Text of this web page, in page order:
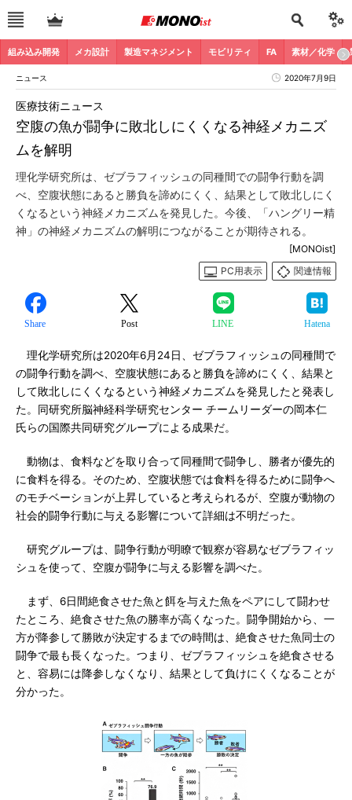
組み込み開発 メカ設計 製造マネジメント モビリティ FA 素材／化学
ニュース 2020年7月9日
空腹の魚が闘争に敗北しにくくなる神経メカニズ
ムを解明
医療技術ニュース
理化学研究所は、ゼブラフィッシュの同種間での闘争行動を調
べ、空腹状態にあると勝負を諦めにくく、結果として敗北しにく
くなるという神経メカニズムを発見した。今後、「ハングリー精
神」の神経メカニズムの解明につながることが期待される。
[MONOist]
PC用表示
関連情報
Share Post LINE Hatena
理化学研究所は2020年6月24日、ゼブラフィッシュの同種間で
の闘争行動を調べ、空腹状態にあると勝負を諦めにくく、結果と
して敗北しにくくなるという神経メカニズムを発見したと発表し
た。同研究所脳神経科学研究センター チームリーダーの岡本仁
氏らの国際共同研究グループによる成果だ。
動物は、食料などを取り合って同種間で闘争し、勝者が優先的
に食料を得る。そのため、空腹状態では食料を得るために闘争へ
のモチベーションが上昇していると考えられるが、空腹が動物の
社会的闘争行動に与える影響について詳細は不明だった。
研究グループは、闘争行動が明瞭で観察が容易なゼブラフィッ
シュを使って、空腹が闘争に与える影響を調べた。
まず、6日間絶食させた魚と餌を与えた魚をペアにして闘わせ
たところ、絶食させた魚の勝率が高くなった。闘争開始から、一
方が降参して勝敗が決定するまでの時間は、絶食させた魚同士の
闘争で最も長くなった。つまり、ゼブラフィッシュを絶食させる
と、容易には降参しなくなり、結果として負けにくくなることが
分かった。